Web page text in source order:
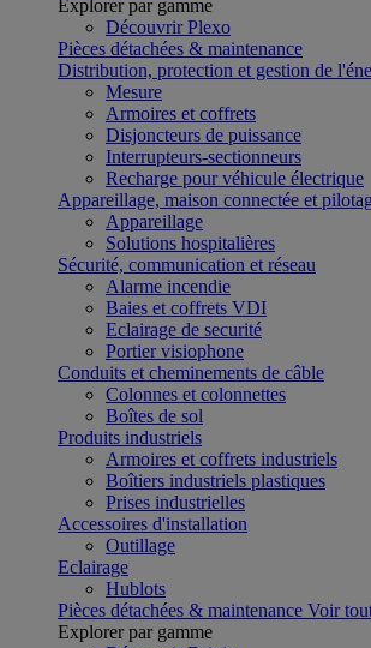
Explorer par gamme
Découvrir Plexo
Pièces détachées & maintenance
Distribution, protection et gestion de
Mesure
Armoires et coffrets
Disjoncteurs de puissance
Interrupteurs-sectionneurs
Recharge pour véhicule électrique
Appareillage, maison connectée et
Appareillage
Solutions hospitalières
Sécurité, communication et réseau
Alarme incendie
Baies et coffrets VDI
Eclairage de securité
Portier visiophone
Conduits et cheminements de câble
Colonnes et colonnettes
Boîtes de sol
Produits industriels
Armoires et coffrets industriels
Boîtiers industriels plastiques
Prises industrielles
Accessoires d'installation
Outillage
Eclairage
Hublots
Pièces détachées & maintenance Voir
Explorer par gamme